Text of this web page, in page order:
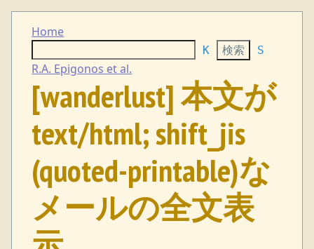
Home
K S
R.A. Epigonos et al.
[wanderlust] 本文が
text/html; shift_jis
(quoted-printable)な
メールの全文表